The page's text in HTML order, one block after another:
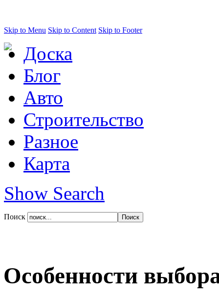
Skip to Menu Skip to Content Skip to Footer
Доска
Блог
Авто
Строительство
Разное
Карта
Show Search
Поиск
Особенности